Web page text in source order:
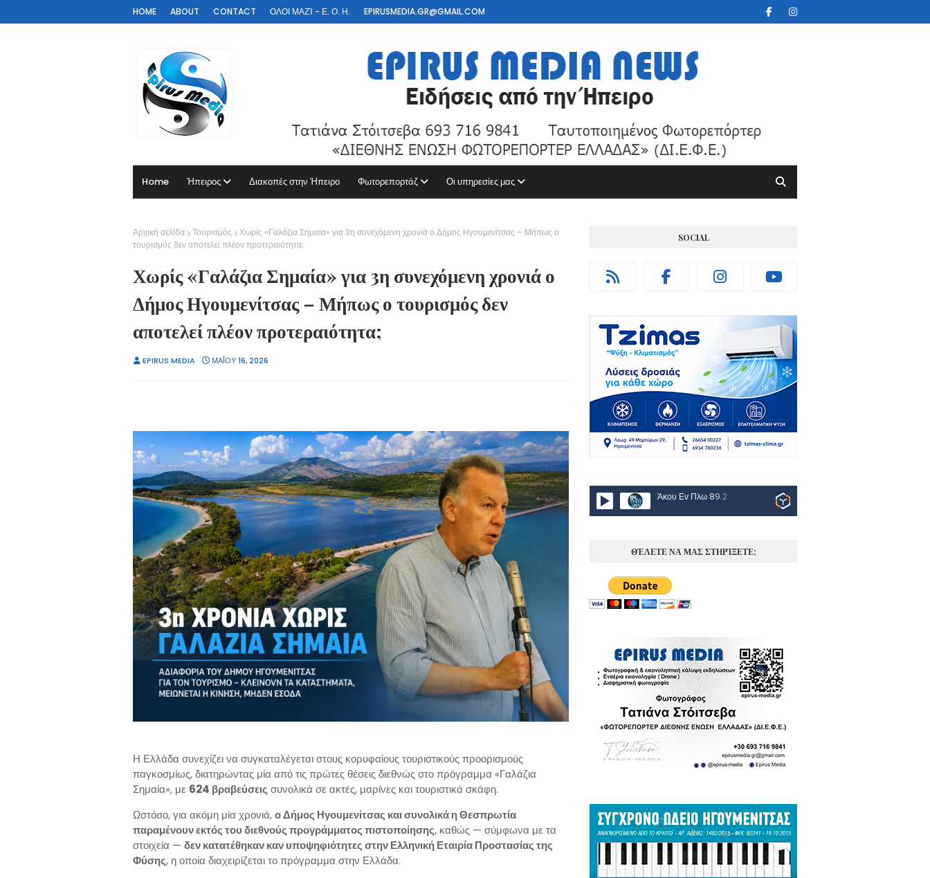
HOME ABOUT CONTACT ΟΛΟΙ ΜΑΖΊ - Ε. Ο. Η. EPIRUSMEDIA.GR@GMAIL.COM
Home Ήπειρος Διακοπές στην Ήπειρο Φωτορεπορτάζ Οι υπηρεσίες μας
Αρχική σελίδα Τουρισμός
Χωρίς «Γαλάζια Σημαία» για 3η συνεχόμενη χρονιά ο Δήμος Ηγουμενίτσας – Μήπως ο
τουρισμός δεν αποτελεί πλέον προτεραιότητα;
Χωρίς «Γαλάζια Σημαία» για 3η συνεχόμενη χρονιά ο
Δήμος Ηγουμενίτσας – Μήπως ο τουρισμός δεν
αποτελεί πλέον προτεραιότητα;
EPIRUS MEDIA ΜΑΪ́ΟΥ 16, 2026
Η Ελλάδα συνεχίζει να συγκαταλέγεται στους κορυφαίους τουριστικούς προορισμούς
παγκοσμίως, διατηρώντας μία από τις πρώτες θέσεις διεθνώς στο πρόγραμμα «Γαλάζια
Σημαία», με 624 βραβεύσεις συνολικά σε ακτές, μαρίνες και τουριστικά σκάφη.
Ωστόσο, για ακόμη μία χρονιά,ο Δήμος Ηγουμενίτσας και συνολικά η Θεσπρωτία
παραμένουν εκτός του διεθνούς προγράμματος πιστοποίησης, καθώς — σύμφωνα με τα
στοιχεία — δεν κατατέθηκαν καν υποψηφιότητες στην Ελληνική Εταιρία Προστασίας της
Φύσης, η οποία διαχειρίζεται το πρόγραμμα στην Ελλάδα.
SOCIAL
Άκου Εν Πλω 89.2
ΘΈΛΕΤΕ ΝΑ ΜΑΣ ΣΤΗΡΊΞΕΤΕ;